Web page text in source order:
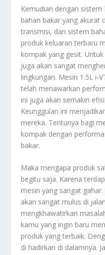
Kemudian dengan
bahan bakar yang akurat
transmisi, dan sistem
produk keluaran terbaru
kompak yang gesit.
juga akan sangat
lingkungan. Mesin 1.5L i-
telah menawarkan
ini juga akan semakin
Keunggulan ini
mereka. Tentunya bagi
kompak dengan
bakar.
Maka mengapa produk
begitu saja. Karena
mesin yang sangat
akan sangat mulus di
mengkhawatirkan
kamu yang ingin baru
produk yang terbaik.
di hadirkan di dalamnya.